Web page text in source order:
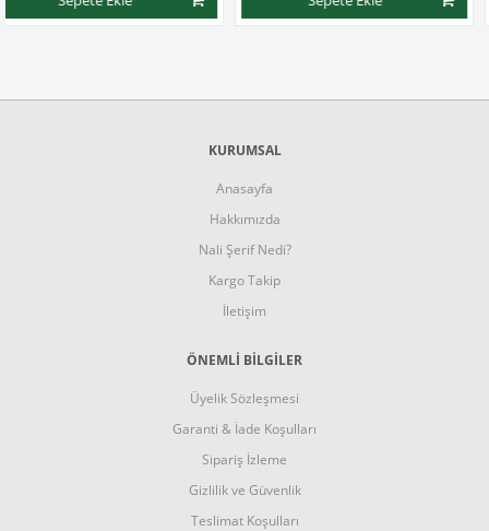
KURUMSAL
Anasayfa
Hakkımızda
Nali Şerif Nedi?
Kargo Takip
İletişim
ÖNEMLİ BİLGİLER
Üyelik Sözleşmesi
Garanti & İade Koşulları
Sipariş İzleme
Gizlilik ve Güvenlik
Teslimat Koşulları